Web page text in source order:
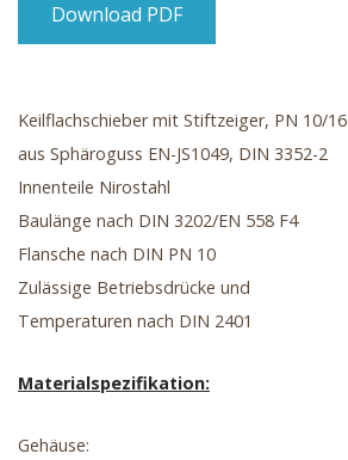
Download PDF
Keilflachschieber mit Stiftzeiger, PN 10/16
aus Sphäroguss EN-JS1049, DIN 3352-2
Innenteile Nirostahl
Baulänge nach DIN 3202/EN 558 F4
Flansche nach DIN PN 10
Zulässige Betriebsdrücke und
Temperaturen nach DIN 2401
Materialspezifikation:
Gehäuse: